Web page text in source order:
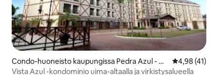
Condo-huoneisto kaupungissa Pedra Azul - Do
mingos Martins
4,98 (41)
Vista Azul -kondominio uima-altaalla ja virkistysalueella